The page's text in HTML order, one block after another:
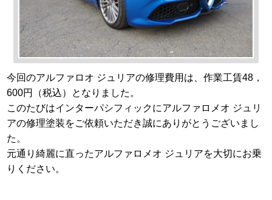
今回のアルファロオ ジュリアの修理費用は、作業工賃48，
600円（税込）となりました。
このたびはインターパシフィックにアルファロメオ ジュリ
アの修理塗装をご依頼いただき誠にありがとうございまし
た。
元通り綺麗に直ったアルファロメオ ジュリアを大切にお乗
りください。